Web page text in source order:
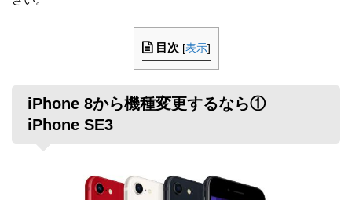
目次 [表示]
iPhone 8から機種変更するなら①
iPhone SE3